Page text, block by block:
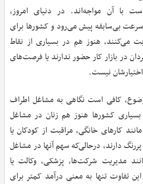
با آن مواجه‌اند. در دنیای امروز،
سرعت بی‌سابقه پیش می‌رود و کشورها برای
می‌کنند، هنوز هم در بسیاری از نقاط
در بازار کار حضور ندارند یا فرصت‌های
نیست.
کافی است نگاهی به مشاغل اطراف
بسیاری کشورها هنوز هم زنان در مشاغل
کارهای خانگی، مراقبت از کودکان یا
دارند، درحالی‌که سهم آنها در مشاغل
مدیریت شرکت‌ها، پزشکی، وکالت یا
تفاوت تنها به معنی درآمد کمتر برای